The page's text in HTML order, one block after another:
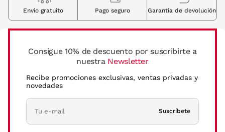
Consigue 10% de descuento por suscribirte a
nuestra Newsletter
Recibe promociones exclusivas, ventas privadas y
novedades
Suscríbete
Envio gratuito Pago seguro Garantia de devolución